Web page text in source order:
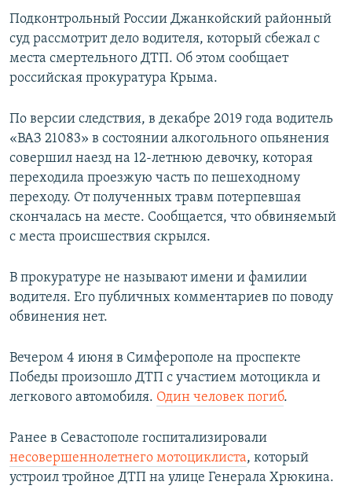
поискуИНФОГРАФИКА
ТЕЛЕПРОЕКТ КРЫМ.РЕАЛИИ
СОВЕТЫ ПРАВОЗАЩИТНИКОВ
ПОБЕДИТЕЛЕЙ НЕ СУДЯТ?
КРЫМ.НЕПОКОРЕННЫЙ
УКРАИНСКАЯ ПРОБЛЕМА КРЫМА
КАК ОБОЙТИ БЛОКИРОВКУ
Українською
ПРИСОЕДИНЯЙТЕСЬ!
Все сайты RFE/RL
Подконтрольный России Джанкойский районный
суд рассмотрит дело водителя, который сбежал с
места смертельного ДТП. Об этом сообщает
российская прокуратура Крыма.
По версии следствия, в декабре 2019 года водитель
«ВАЗ 21083» в состоянии алкогольного опьянения
совершил наезд на 12-летнюю девочку, которая
переходила проезжую часть по пешеходному
переходу. От полученных травм потерпевшая
скончалась на месте. Сообщается, что обвиняемый
с места происшествия скрылся.
В прокуратуре не называют имени и фамилии
водителя. Его публичных комментариев по поводу
обвинения нет.
Вечером 4 июня в Симферополе на проспекте
Победы произошло ДТП с участием мотоцикла и
легкового автомобиля. Один человек погиб.
Ранее в Севастополе госпитализировали
несовершеннолетнего мотоциклиста, который
устроил тройное ДТП на улице Генерала Хрюкина.